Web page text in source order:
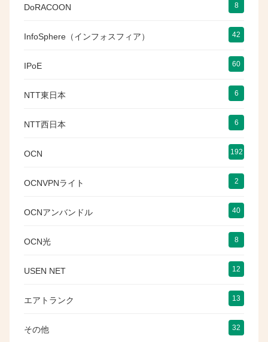
DoRACOON 8
InfoSphere（インフォスフィア） 42
IPoE 60
NTT東日本 6
NTT西日本 6
OCN 192
OCNVPNライト 2
OCNアンバンドル 40
OCN光 8
USEN NET 12
エアトランク 13
その他 32